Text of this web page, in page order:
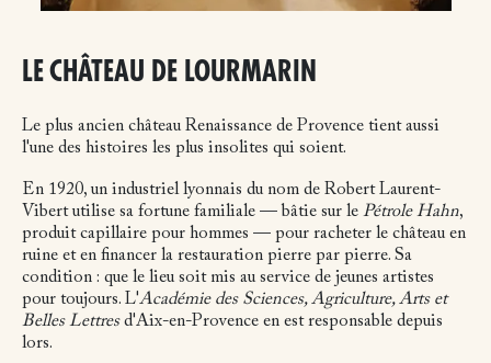
LE CHÂTEAU DE LOURMARIN
Le plus ancien château Renaissance de Provence tient aussi
l'une des histoires les plus insolites qui soient.
En 1920, un industriel lyonnais du nom de Robert Laurent-
Vibert utilise sa fortune familiale — bâtie sur le Pétrole Hahn,
produit capillaire pour hommes — pour racheter le château en
ruine et en financer la restauration pierre par pierre. Sa
condition : que le lieu soit mis au service de jeunes artistes
pour toujours. L'Académie des Sciences, Agriculture, Arts et
Belles Lettresd'Aix-en-Provence en est responsable depuis
lors.